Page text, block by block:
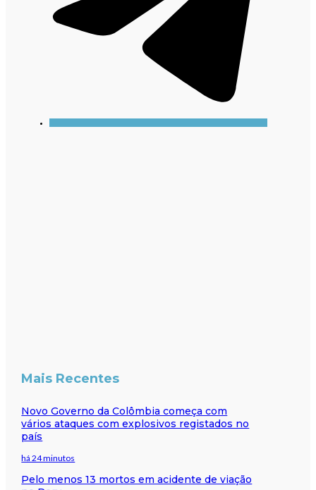
Mais Recentes
Novo Governo da Colômbia começa com
vários ataques com explosivos registados no
país
há 24 minutos
Pelo menos 13 mortos em acidente de viação